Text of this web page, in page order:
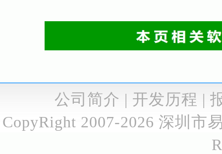
公司简介 | 开发历程 |
CopyRight 2007-2026 深圳市